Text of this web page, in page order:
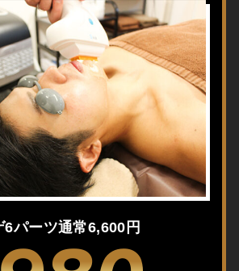
6パーツ通常6,600円